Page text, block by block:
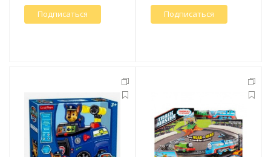
Подписаться Подписаться